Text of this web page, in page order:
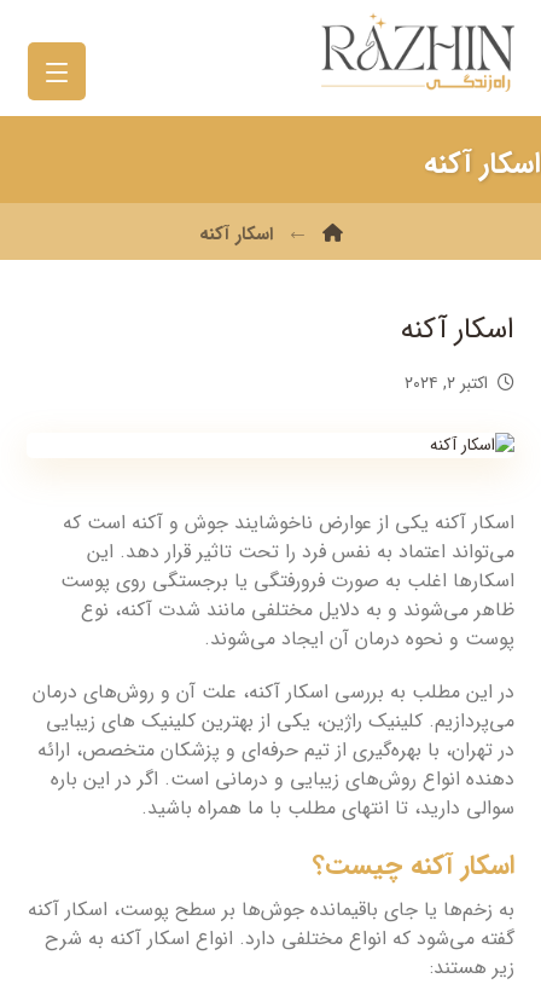
اسکار آکنه
اسکار آکنه
اسکار آکنه
اکتبر ۲, ۲۰۲۴
اسکار آکنه یکی از عوارض ناخوشایند جوش و آکنه است که
می‌تواند اعتماد به نفس فرد را تحت تاثیر قرار دهد. این
اسکارها اغلب به صورت فرورفتگی یا برجستگی روی پوست
ظاهر می‌شوند و به دلایل مختلفی مانند شدت آکنه، نوع
پوست و نحوه درمان آن ایجاد می‌شوند.
در این مطلب به بررسی اسکار آکنه، علت آن و روش‌های درمان
می‌پردازیم. کلینیک راژین، یکی از بهترین کلینیک های زیبایی
در تهران، با بهره‌گیری از تیم حرفه‌ای و پزشکان متخصص، ارائه
دهنده انواع روش‌های زیبایی و درمانی است. اگر در این باره
سوالی دارید، تا انتهای مطلب با ما همراه باشید.
اسکار آکنه چیست؟
به زخم‌ها یا جای باقیمانده جوش‌ها بر سطح پوست، اسکار آکنه
گفته می‌شود که انواع مختلفی دارد. انواع اسکار آکنه به شرح
زیر هستند: